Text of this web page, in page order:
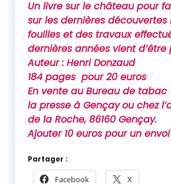
Un livre sur le château pour
sur les dernières découvertes
fouilles et des travaux
dernières années vient d’être
Auteur : Henri Donzaud
184 pages pour 20 euros
En vente au Bureau de tabac
la presse à Gençayou chez
de la Roche, 86160 Gençay.
Ajouter 10 euros pour un
Partager :
Facebook X